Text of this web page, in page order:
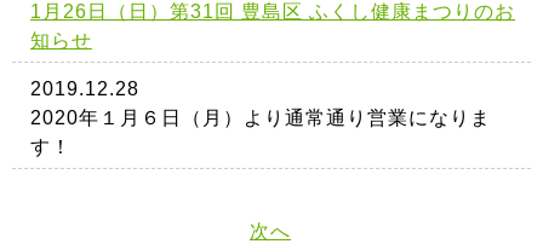
1月26日（日）第31回 豊島区 ふくし健康まつりのお
知らせ
2019.12.28
2020年１月６日（月）より通常通り営業になりま
す！
次へ